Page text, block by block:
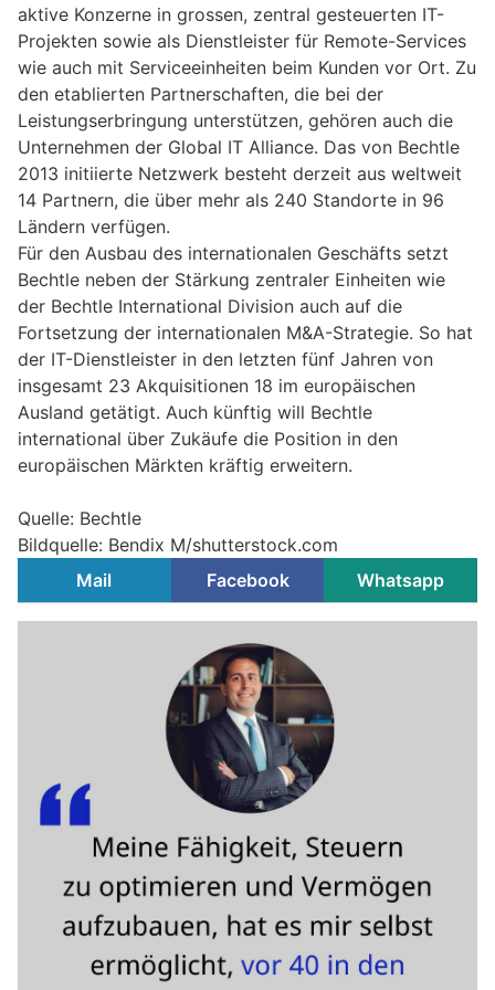
aktive Konzerne in grossen, zentral gesteuerten IT-
Projekten sowie als Dienstleister für Remote-Services
wie auch mit Serviceeinheiten beim Kunden vor Ort. Zu
den etablierten Partnerschaften, die bei der
Leistungserbringung unterstützen, gehören auch die
Unternehmen der Global IT Alliance. Das von Bechtle
2013 initiierte Netzwerk besteht derzeit aus weltweit
14 Partnern, die über mehr als 240 Standorte in 96
Ländern verfügen.
Für den Ausbau des internationalen Geschäfts setzt
Bechtle neben der Stärkung zentraler Einheiten wie
der Bechtle International Division auch auf die
Fortsetzung der internationalen M&A-Strategie. So hat
der IT-Dienstleister in den letzten fünf Jahren von
insgesamt 23 Akquisitionen 18 im europäischen
Ausland getätigt. Auch künftig will Bechtle
international über Zukäufe die Position in den
europäischen Märkten kräftig erweitern.
Quelle: Bechtle
Bildquelle: Bendix M/shutterstock.com
Mail
Facebook Whatsapp